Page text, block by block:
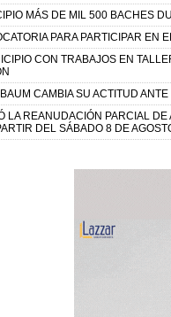
MÁS DE MIL 500 BACHES
PARA PARTICIPAR EN
CON TRABAJOS EN
CAMBIA SU ACTITUD
LA REANUDACIÓN PARCIAL
DEL SÁBADO 8 DE